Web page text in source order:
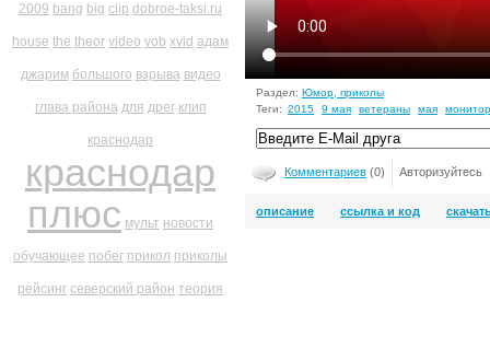
2009 bang big clip dobroe-taksi.ru
house the theor video vob xvid адам
джарим большого взрыва видео
глава района для дрег клип
краснодар
краснодар
плюс мульт новости
обучающее побег прикол приколы
рейсинг северский район теория
Раздел: Юмор, приколы
Теги: 2015 9 мая ветераны мая
Комментариев (0) Авторизуйтесь
описание ссылка и код